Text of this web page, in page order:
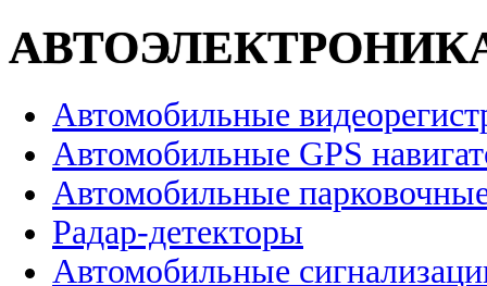
Автомобильные
Автомобильные GPS
Автомобильные
Радар-детекторы
Автомобильные